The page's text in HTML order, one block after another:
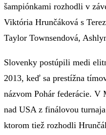
šampiónkami rozhodli v
Viktória Hrunčáková s
Taylor Townsendová,
Slovenky postúpili medi
2013, keď sa prestížna
názvom Pohár federácie. V
nad USA z finálovou
ktorom tiež rozhodli